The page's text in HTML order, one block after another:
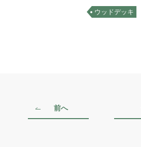
ウッドデッキ
前へ